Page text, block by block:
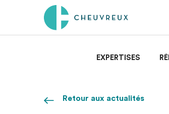
EXPERTISES
Retour aux actualités